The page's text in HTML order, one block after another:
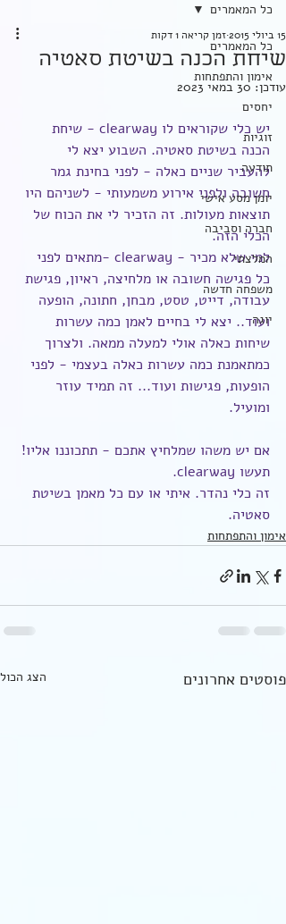
כל המאמרים
אימון והתפתחות
יחסים
זוגיות
תודעה
יומן מסע אישי
חברה וסביבה
המלצתי
משפחה חדשה
יוגה
כל המאמרים
שיחת הכנה בשיטת סאטיה
15 ביולי 2015 זמן קריאה 1 דקות
עודכן: 30 במאי 2023
יש כלי שקוראים לו clearway - שיחת
הכנה בשיטת סאטיה. השבוע יצא לי
להעביר שניים כאלה - לפני בחינת גמר
חשובה ולפני אירוע משמעותי - לשניהם היו
תוצאות מעולות. זה הזכיר לי את הכוח של
הכלי הזה.
למי שלא מכיר - clearway -מתאים לפני
כל פגישה חשובה או מלחיצה, ראיון, פגישת
עבודה, דייט, טסט, מבחן, חתונה, הופעה
ועוד.. יצא לי בחיים לאמן כמה עשרות
שיחות כאלה אולי למעלה ממאה. ולצרוך
כמתאמנת כמה עשרות כאלה בעצמי - לפני
הופעות, פגישות ועוד... זה תמיד עוזר
ומועיל.
אם יש משהו שמלחיץ אתכם - תתכוננו אליו!
תעשו clearway.
זה כלי נהדר. איתי או עם כל מאמן בשיטת
סאטיה.
אימון והתפתחות
פוסטים אחרונים הצג הכול